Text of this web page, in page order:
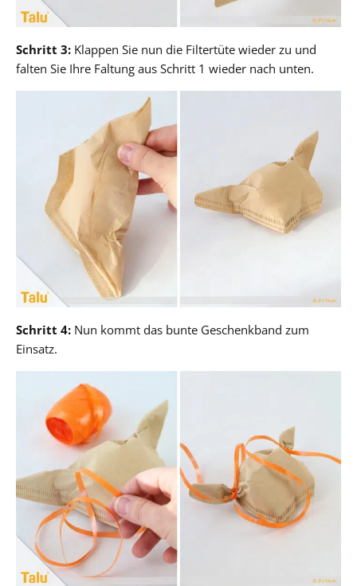
Schritt 3: Klappen Sie nun die Filtertüte wieder zu und
falten Sie Ihre Faltung aus Schritt 1 wieder nach unten.
Schritt 4: Nun kommt das bunte Geschenkband zum
Einsatz.